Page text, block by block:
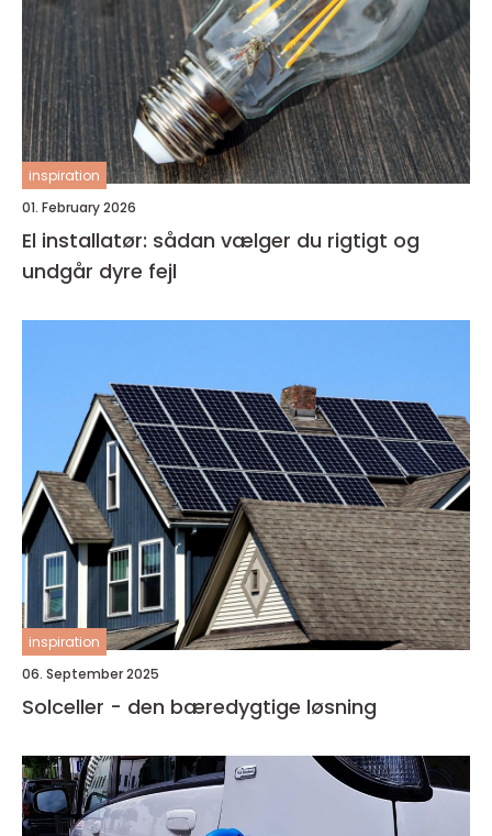
inspiration
01. February 2026
El installatør: sådan vælger du rigtigt og
undgår dyre fejl
inspiration
06. September 2025
Solceller - den bæredygtige løsning